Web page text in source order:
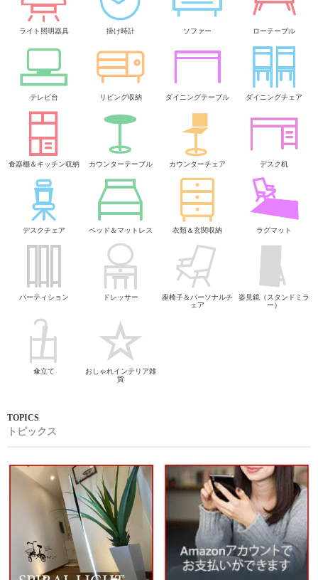
ライト照明器具 掛け時計 ソファー ローテーブル
テレビ台 リビング収納 ダイニングテーブル ダイニングチェア
食器棚＆キッチン収納 カウンターテーブル カウンターチェア デスク机
デスクチェア ベッド＆マットレス 衣類＆玄関収納 ラグマット
パーティション ドレッサー
座椅子＆パーソナルチ
ェア
姿見鏡（スタンドミラ
ー）
傘立て
おしゃれインテリア雑
貨
トピックス